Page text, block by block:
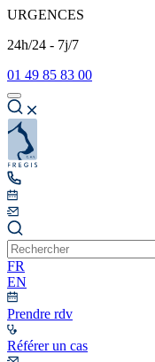
URGENCES
24h/24 - 7j/7
01 49 85 83 00
FR
EN
Prendre rdv
Référer un cas